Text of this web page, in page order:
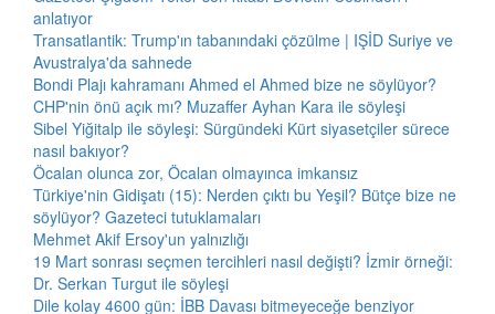
anlatıyor
Transatlantik: Trump'ın tabanındaki çözülme | IŞİD Suriye ve
Avustralya'da sahnede
Bondi Plajı kahramanı Ahmed el Ahmed bize ne söylüyor?
CHP'nin önü açık mı? Muzaffer Ayhan Kara ile söyleşi
Sibel Yiğitalp ile söyleşi: Sürgündeki Kürt siyasetçiler sürece
nasıl bakıyor?
Öcalan olunca zor, Öcalan olmayınca imkansız
Türkiye'nin Gidişatı (15): Nerden çıktı bu Yeşil? Bütçe bize ne
söylüyor? Gazeteci tutuklamaları
Mehmet Akif Ersoy'un yalnızlığı
19 Mart sonrası seçmen tercihleri nasıl değişti? İzmir örneği:
Dr. Serkan Turgut ile söyleşi
Dile kolay 4600 gün: İBB Davası bitmeyeceğe benziyor